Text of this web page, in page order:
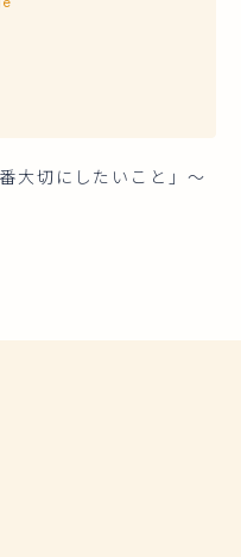
大切にしたいこと」～